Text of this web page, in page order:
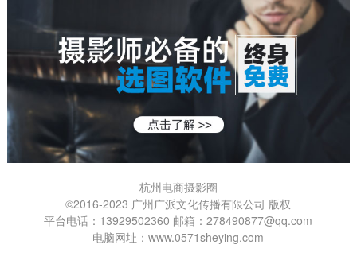
杭州电商摄影圈
©2016-2023 广州广派文化传播有限公司 版权
平台电话：13929502360 邮箱：278490877@qq.com
电脑网址：www.0571sheying.com